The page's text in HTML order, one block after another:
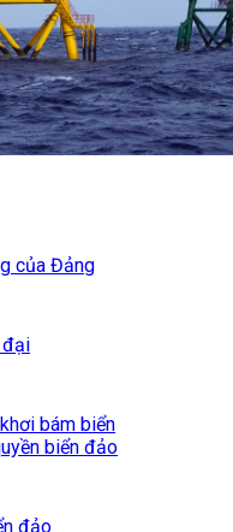
của Đảng
đại
bám biển
biển đảo
đảo